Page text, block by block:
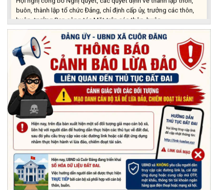
buôn, thành lập tổ chức Đảng, chỉ định cấp ủy, trưởng các thôn,
buôn, trưởng Ban công tác Mặt trận các thôn, buôn
(03/07/2026)
Xã Cuôr Đăng đã tổ chức lễ kỷ niệm 85 năm Ngày truyền thống
Người cao tuổi Việt Nam (06/06/1941-06/06/2026) và tổ
chức mừng thọ, chúc thọ Người cao tuổi trên địa bàn xã.
(05/06/2026)
PHÁT ĐỘNG THAM GIA CUỘC THI “ỨNG DỤNG TRÍ TUỆ NHÂN
TẠO VÀO CUỘC SỐNG – AI FOR LIFE 2026” TRÊN ĐỊA BÀN
TỈNH ĐẮK LẮK
(29/05/2026)
Nhiệt liệt chào mừng Ngày Khoa học, Công nghệ và Đổi mới
sáng tạo Việt Nam 18/5"
(15/05/2026)